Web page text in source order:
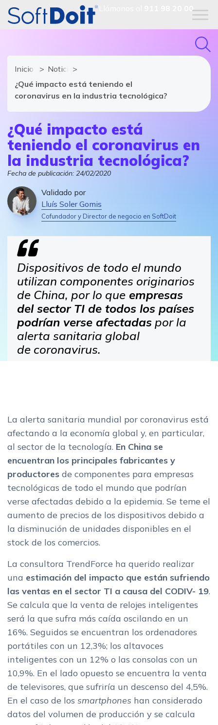
911 98 20 00
Inicio
Noticias de software y TIC
¿Qué impacto está teniendo el
coronavirus en la industria tecnológica?
¿Qué impacto está
teniendo el coronavirus en
la industria tecnológica?
Fecha de publicación: 24/02/2020
Validado por
Lluís Soler Gomis
Cofundador y Director de negocio en SoftDoit
Dispositivos de todo el mundo
utilizan componentes originarios
de China, por lo que empresas
del sector TI de todos los países
podrían verse afectadas por la
alerta sanitaria global
de coronavirus.
La alerta sanitaria mundial por coronavirus está
afectando a la economía global y, en particular,
al sector de la tecnología. En China se
encuentran los principales fabricantes y
productores de componentes para empresas
tecnológicas de todo el mundo que podrían
verse afectadas debido a la epidemia. Se teme el
aumento de precios de los dispositivos debido a
la disminución de unidades disponibles en el
stock de los comercios.
La consultora TrendForce ha querido realizar
una estimación del impacto que están sufriendo
las ventas en el sector TI a causa del CODIV- 19.
Se calcula que la venta de relojes inteligentes
será la que sufra más caída oscilando en un
16%. Seguidos se encuentran los ordenadores
portátiles con un 12,3%; los altavoces
inteligentes con un 12% o las consolas con un
10,9%. En el lado opuesto se encuentra la venta
de televisores, que sufriría un descenso del 4,5%.
En el caso de los smartphones han considerado
datos del volumen de producción y se calcula